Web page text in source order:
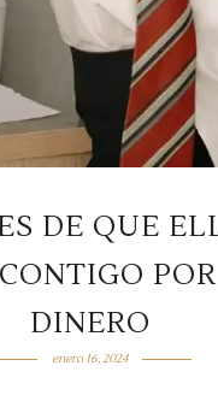
DE QUE
DINERO
enero 16, 2024